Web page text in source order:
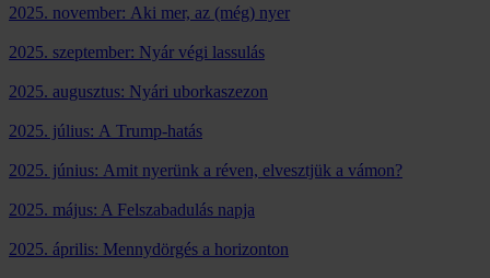
2025. november: Aki mer, az (még) nyer
2025. szeptember: Nyár végi lassulás
2025. augusztus: Nyári uborkaszezon
2025. július: A Trump-hatás
2025. június: Amit nyerünk a réven, elvesztjük a vámon?
2025. május: A Felszabadulás napja
2025. április: Mennydörgés a horizonton